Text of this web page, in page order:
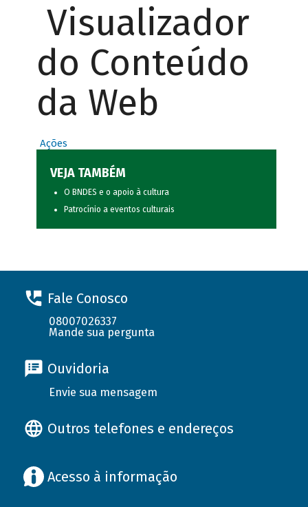
Visualizador
do Conteúdo
da Web
Ações
VEJA TAMBÉM
O BNDES e o apoio à cultura
Patrocínio a eventos culturais
Fale Conosco
08007026337
Mande sua pergunta
Ouvidoria
Envie sua mensagem
Outros telefones e endereços
Acesso à informação